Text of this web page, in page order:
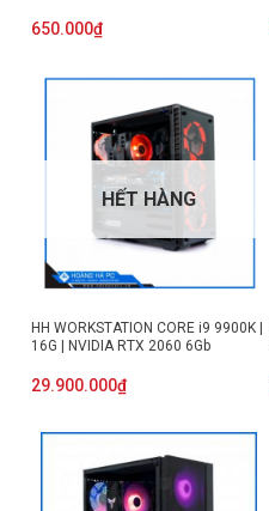
650.000₫
HẾT HÀNG
HH WORKSTATION CORE i9 9900K |
16G | NVIDIA RTX 2060 6Gb
29.900.000₫